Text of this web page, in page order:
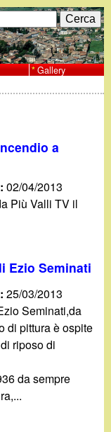
Gallery
a
02/04/2013
Più Valli TV il
Ezio Seminati
25/03/2013
Seminati,da
di pittura è ospite
riposo di
da sempre